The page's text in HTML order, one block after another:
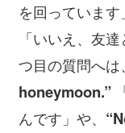
を回っています
「いいえ、友
つ目の質問へは、
honeymoon.”
んです」や、